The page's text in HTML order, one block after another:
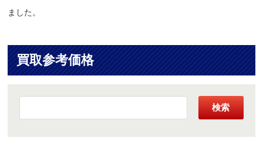
ました。
買取参考価格
検索